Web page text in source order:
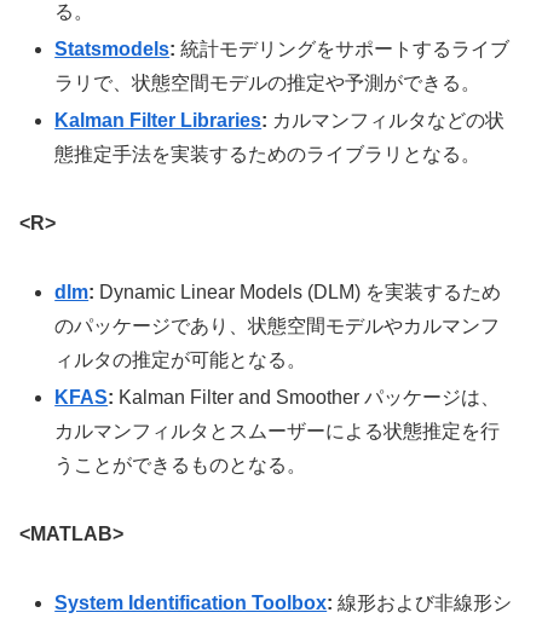
る。
Statsmodels: 統計モデリングをサポートするライブ
ラリで、状態空間モデルの推定や予測ができる。
Kalman Filter Libraries: カルマンフィルタなどの状
態推定手法を実装するためのライブラリとなる。
<R>
dlm: Dynamic Linear Models (DLM) を実装するため
のパッケージであり、状態空間モデルやカルマンフ
ィルタの推定が可能となる。
KFAS: Kalman Filter and Smoother パッケージは、
カルマンフィルタとスムーザーによる状態推定を行
うことができるものとなる。
<MATLAB>
System Identification Toolbox: 線形および非線形シ